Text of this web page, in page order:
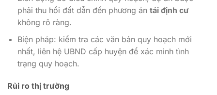
phải thu hồi đất dẫn đến phương án tái định cư
không rõ ràng.
Biện pháp: kiểm tra các văn bản quy hoạch mới
nhất, liên hệ UBND cấp huyện để xác minh tình
trạng quy hoạch.
Rủi ro thị trường